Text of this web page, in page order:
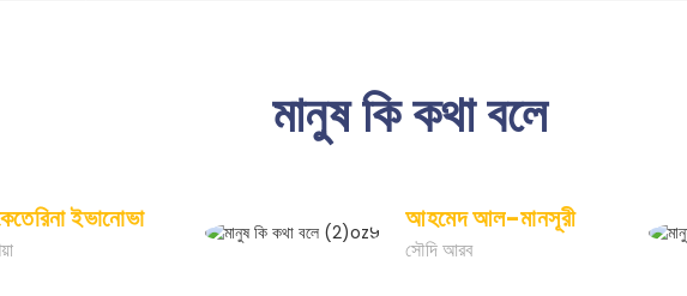
মানুষ কি কথা বলে
ইভানোভা আহমেদ আল-মানসূরী
সৌদি আরব